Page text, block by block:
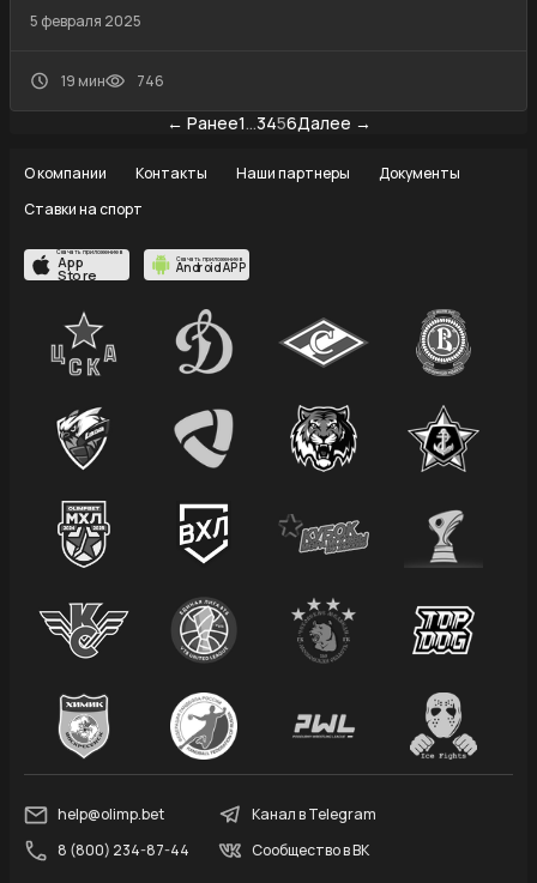
5 февраля 2025
19 мин 746
← Ранее1…3456Далее →
О компании Контакты Наши партнеры
Документы
Ставки на спорт
Скачать приложение в
App
Store
Скачать приложение в
Android APP
help@olimp.bet
8 (800) 234-87-44
Канал в Telegram
Сообщество в ВК